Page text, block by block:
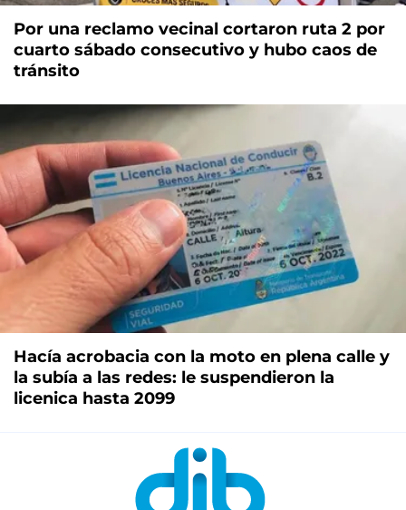
Por una reclamo vecinal cortaron ruta 2 por
cuarto sábado consecutivo y hubo caos de
tránsito
Hacía acrobacia con la moto en plena calle y
la subía a las redes: le suspendieron la
licenica hasta 2099